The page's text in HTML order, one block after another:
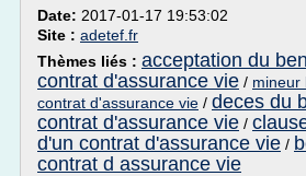
Date: 2017-01-17 19:53:02
Site : adetef.fr
Thèmes liés : acceptation du
contrat d'assurance vie / mineur
contrat d'assurance vie / deces du
contrat d'assurance vie /
d'un contrat d'assurance vie /
contrat d assurance vie